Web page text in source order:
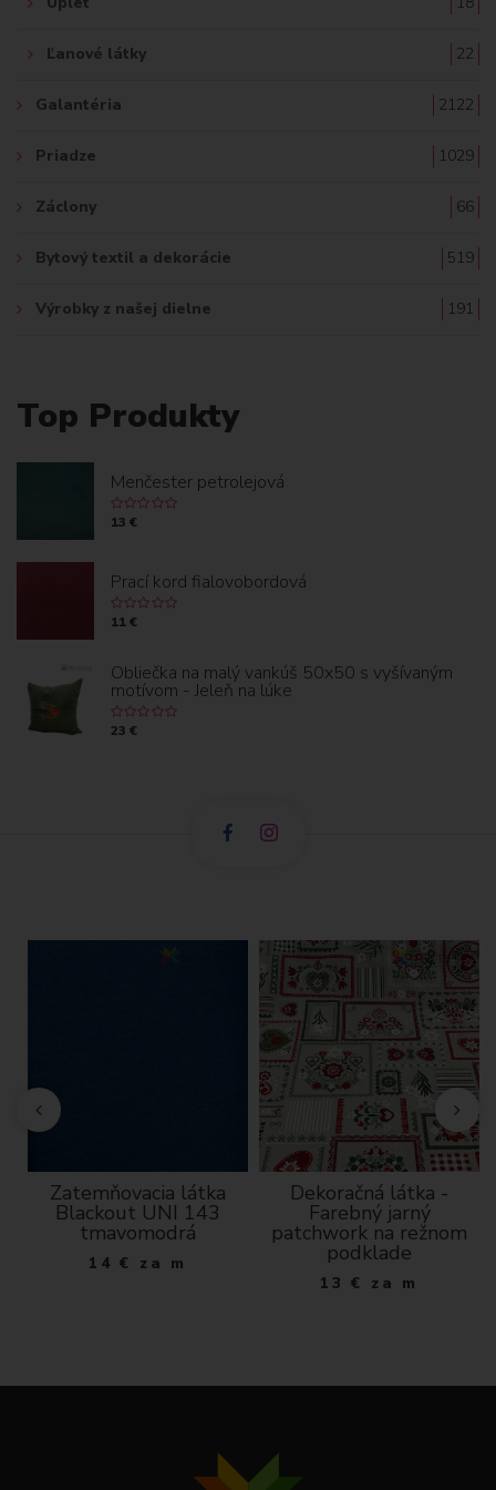
Ľanové látky 22
Galantéria 2122
Priadze 1029
Záclony 66
Bytový textil a dekorácie 519
Výrobky z našej dielne 191
Top Produkty
Menčester petrolejová
13 €
Prací kord fialovobordová
11 €
Obliečka na malý vankúš 50x50 s vyšívaným
motívom - Jeleň na lúke
23 €
Zatemňovacia látka
Blackout UNI 143
tmavomodrá
14 € za m
Dekoračná látka -
Farebný jarný
patchwork na režnom
podklade
13 € za m